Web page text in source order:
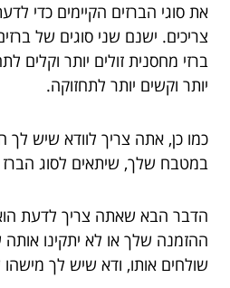
את סוגי הברזים הקיימים כדי
צריכים. ישנם שני סוגים של
ברזי מחסנית זולים יותר וקלים
יותר וקשים יותר לתחזוקה.
כמו כן, אתה צריך לוודא שיש לך
במטבח שלך, שיתאים לסוג
הדבר הבא שאתה צריך לדעת
ההזמנה שלך או לא יתקינו
שולחים אותו, ודא שיש לך